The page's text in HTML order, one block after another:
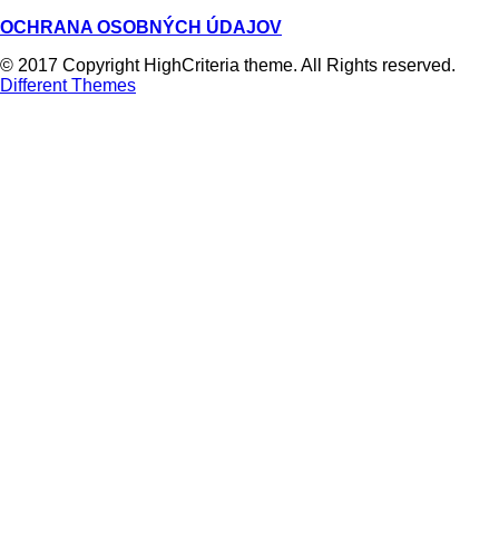
OCHRANA OSOBNÝCH ÚDAJOV
© 2017 Copyright HighCriteria theme. All Rights reserved.
Different Themes